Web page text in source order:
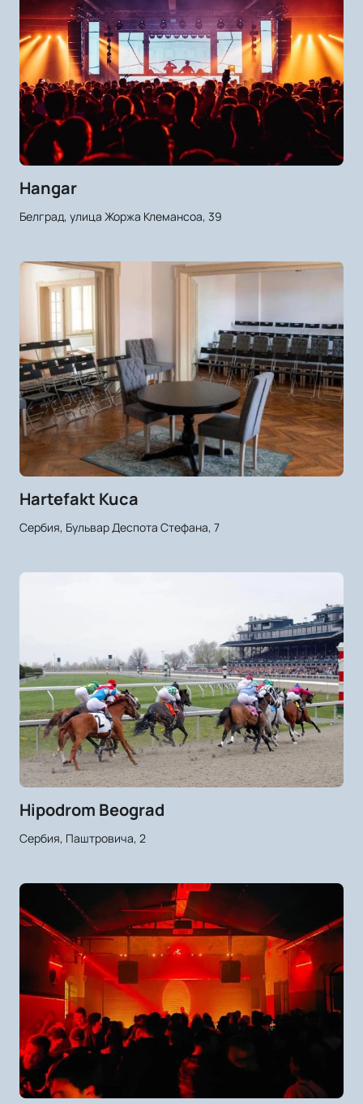
Hangar
Белград, улица Жоржа Клемансоа, 39
Hartefakt Kuca
Сербия, Бульвар Деспота Стефана, 7
Hipodrom Beograd
Сербия, Паштровича, 2